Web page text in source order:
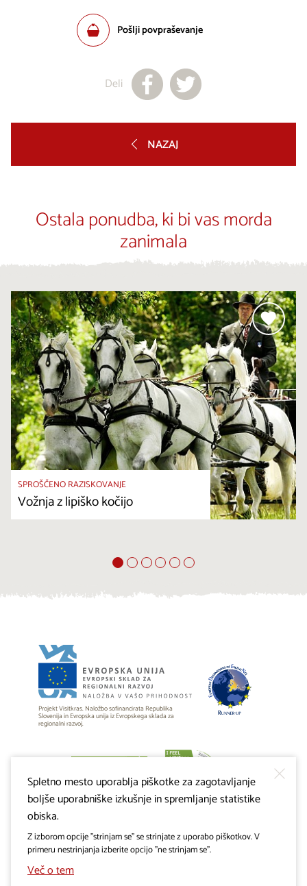
Pošlji povpraševanje
Deli
NAZAJ
Ostala ponudba, ki bi vas morda
zanimala
SPROŠČENO RAZISKOVANJE
Vožnja z lipiško kočijo
Projekt Visitkras. Naložbo sofinancirata Republika
Slovenija in Evropska unija iz Evropskega sklada za
regionalni razvoj.
Spletno mesto uporablja piškotke za zagotavljanje
boljše uporabniške izkušnje in spremljanje statistike
obiska.
Z izborom opcije "strinjam se" se strinjate z uporabo piškotkov. V
primeru nestrinjanja izberite opcijo "ne strinjam se".
Več o tem